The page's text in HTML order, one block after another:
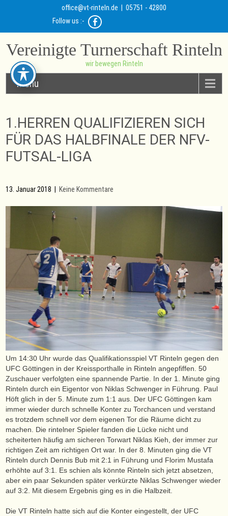
office@vt-rinteln.de | 05751 - 42800
Follow us :-
Vereinigte Turnerschaft Rinteln
wir bewegen Rinteln
Menu
1.HERREN QUALIFIZIEREN SICH
FÜR DAS HALBFINALE DER NFV-
FUTSAL-LIGA
13. Januar 2018 Keine Kommentare
Um 14:30 Uhr wurde das Qualifikationsspiel VT Rinteln gegen den
UFC Göttingen in der Kreissporthalle in Rinteln angepfiffen. 50
Zuschauer verfolgten eine spannende Partie. In der 1. Minute ging
Rinteln durch ein Eigentor von Niklas Schwenger in Führung. Paul
Höft glich in der 5. Minute zum 1:1 aus. Der UFC Göttingen kam
immer wieder durch schnelle Konter zu Torchancen und verstand
es trotzdem schnell vor dem eigenen Tor die Räume dicht zu
machen. Die rintelner Spieler fanden die Lücke nicht und
scheiterten häufig am sicheren Torwart Niklas Kieh, der immer zur
richtigen Zeit am richtigen Ort war. In der 8. Minuten ging die VT
Rinteln durch Dennis Bub mit 2:1 in Führung und Florim Mustafa
erhöhte auf 3:1. Es schien als könnte Rinteln sich jetzt absetzen,
aber ein paar Sekunden später verkürzte Niklas Schwenger wieder
auf 3:2. Mit diesem Ergebnis ging es in die Halbzeit.
Die VT Rinteln hatte sich auf die Konter eingestellt, der UFC